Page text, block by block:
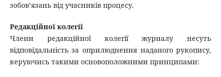
зобов’язань від учасників процесу.
Редакційної колегії
Члени редакційної колегії журналу несуть
відповідальність за оприлюднення наданого рукопису,
керуючись такими основоположними принципами: